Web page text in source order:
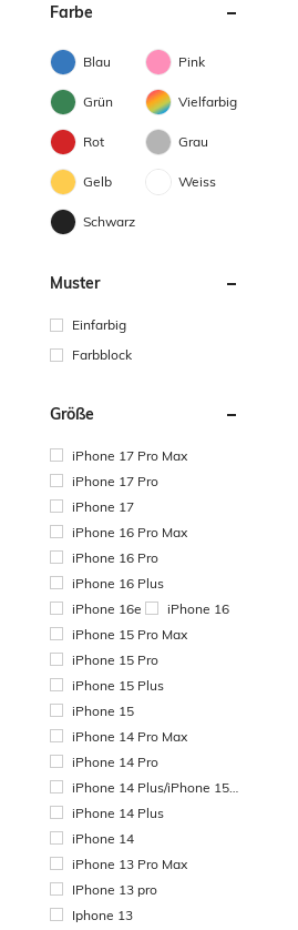
Farbe
Blau Pink
Grün Vielfarbig
Rot Grau
Gelb Weiss
Schwarz
Muster
Einfarbig
Farbblock
Größe
iPhone 17 Pro Max
iPhone 17 Pro
iPhone 17
iPhone 16 Pro Max
iPhone 16 Pro
iPhone 16 Plus
iPhone 16e
iPhone 16
iPhone 15 Pro Max
iPhone 15 Pro
iPhone 15 Plus
iPhone 15
iPhone 14 Pro Max
iPhone 14 Pro
iPhone 14 Plus/iPhone 15
iPhone 14 Plus
iPhone 14
iPhone 13 Pro Max
IPhone 13 pro
Iphone 13